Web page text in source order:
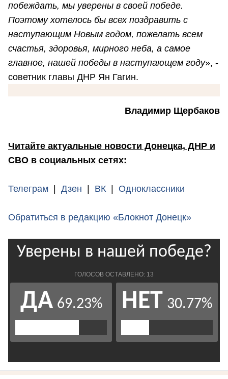
побеждать, мы уверены в своей победе.
Поэтому хотелось бы всех поздравить с
наступающим Новым годом, пожелать всем
счастья, здоровья, мирного неба, а самое
главное, нашей победы в наступающем году», -
советник главы ДНР Ян Гагин.
Владимир Щербаков
Читайте актуальные новости Донецка, ДНР и
СВО в социальных сетях:
Телеграм | Дзен | ВК | Одноклассники
Обратиться в редакцию «Блокнот Донецк»